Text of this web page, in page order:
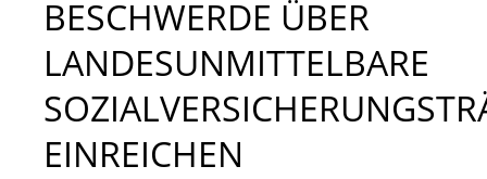
BESCHWERDE ÜBER
LANDESUNMITTELBARE
EINREICHEN